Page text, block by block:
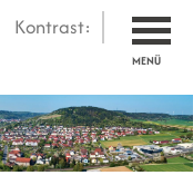
Kontrast:
MENÜ